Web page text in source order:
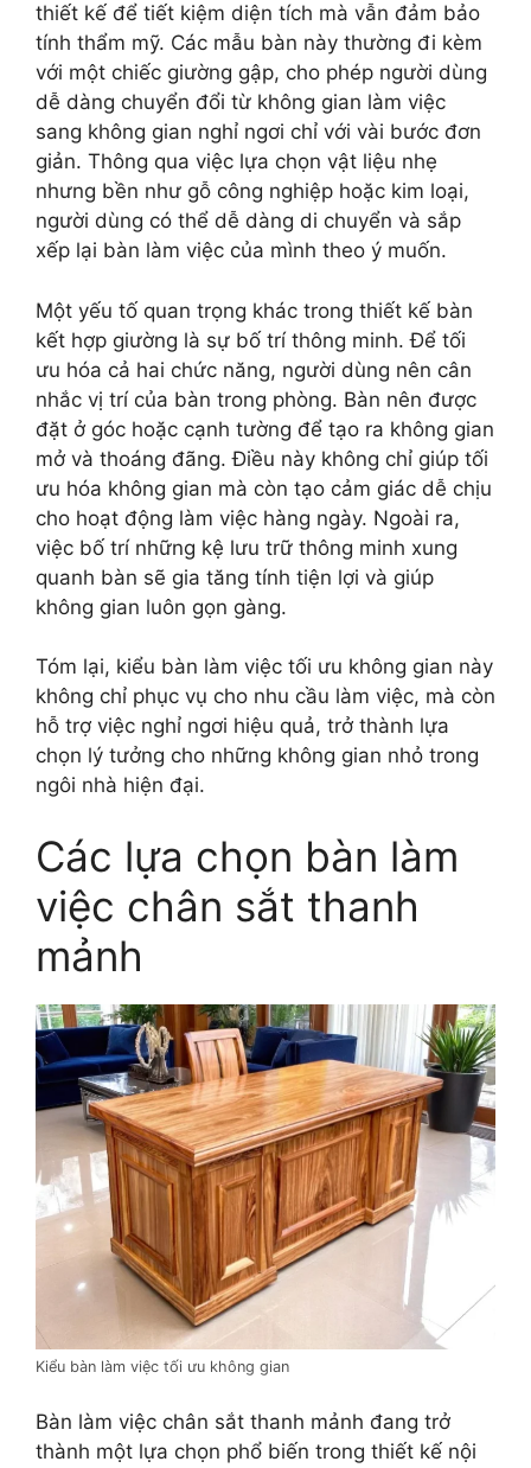
thiết kế để tiết kiệm diện tích mà vẫn đảm bảo
tính thẩm mỹ. Các mẫu bàn này thường đi kèm
với một chiếc giường gập, cho phép người dùng
dễ dàng chuyển đổi từ không gian làm việc
sang không gian nghỉ ngơi chỉ với vài bước đơn
giản. Thông qua việc lựa chọn vật liệu nhẹ
nhưng bền như gỗ công nghiệp hoặc kim loại,
người dùng có thể dễ dàng di chuyển và sắp
xếp lại bàn làm việc của mình theo ý muốn.
Một yếu tố quan trọng khác trong thiết kế bàn
kết hợp giường là sự bố trí thông minh. Để tối
ưu hóa cả hai chức năng, người dùng nên cân
nhắc vị trí của bàn trong phòng. Bàn nên được
đặt ở góc hoặc cạnh tường để tạo ra không gian
mở và thoáng đãng. Điều này không chỉ giúp tối
ưu hóa không gian mà còn tạo cảm giác dễ chịu
cho hoạt động làm việc hàng ngày. Ngoài ra,
việc bố trí những kệ lưu trữ thông minh xung
quanh bàn sẽ gia tăng tính tiện lợi và giúp
không gian luôn gọn gàng.
Tóm lại, kiểu bàn làm việc tối ưu không gian này
không chỉ phục vụ cho nhu cầu làm việc, mà còn
hỗ trợ việc nghỉ ngơi hiệu quả, trở thành lựa
chọn lý tưởng cho những không gian nhỏ trong
ngôi nhà hiện đại.
Các lựa chọn bàn làm
việc chân sắt thanh
mảnh
Kiểu bàn làm việc tối ưu không gian
Bàn làm việc chân sắt thanh mảnh đang trở
thành một lựa chọn phổ biến trong thiết kế nội